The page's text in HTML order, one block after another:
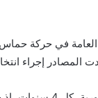
المصادر إجراء